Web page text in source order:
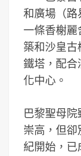
和廣場（路
一條香榭麗
築和沙皇
鐵塔，配合
化中心。
巴黎聖母
崇高，但
紀開始，